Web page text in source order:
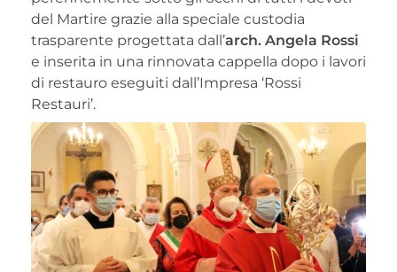
del Martire grazie alla speciale custodia
trasparente progettata dall’arch. Angela Rossi
e inserita in una rinnovata cappella dopo i lavori
di restauro eseguiti dall’Impresa ‘Rossi
Restauri’.